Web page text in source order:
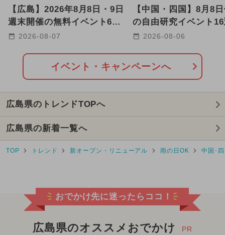
【広島】2026年8月8日・9日
週末開催の無料イベント6選
三原やっさ祭り＆フェスも！
2026-08-07
【中国・四国】8月8
の自由研究イベント
作・化石・星空体験も
2026-08-06
イベント・キャンペーンへ
広島県のトレンドTOPへ
広島県の新着一覧へ
TOP トレンド 新オープン・リニューアル 雨の日OK 中国･
おでかけ先に迷ったらココ！
広島県のオススメおでかけ PR